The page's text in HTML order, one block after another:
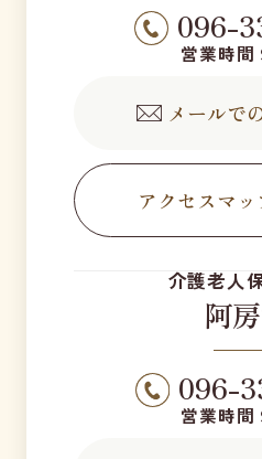
096-
営業時間
メールで
アクセスマ
介護老人
阿
096-
営業時間